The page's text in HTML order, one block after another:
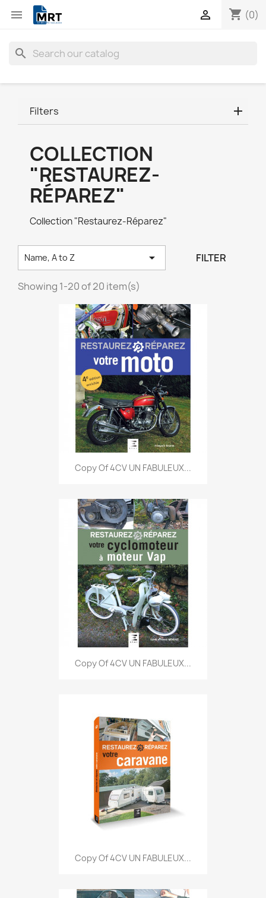
 shopping_cart (0)

search
Filters
COLLECTION
"RESTAUREZ-
RÉPAREZ"
Collection "Restaurez-Réparez"
Name, A to Z  FILTER
Showing 1-20 of 20 item(s)
Copy Of 4CV UN FABULEUX...
Copy Of 4CV UN FABULEUX...
Copy Of 4CV UN FABULEUX...